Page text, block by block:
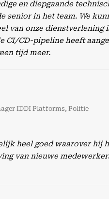
en diepgaande
senior in het team. We
van onze
CI/CD-pipeline heeft
tijd meer.
IDDI Platforms, Politie
heel goed waarover hij
van nieuwe